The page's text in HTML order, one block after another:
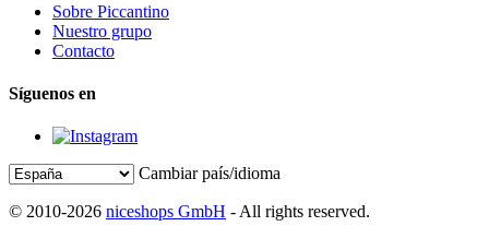
Sobre Piccantino
Nuestro grupo
Contacto
Síguenos en
Cambiar país/idioma
© 2010-2026 niceshops GmbH - All rights reserved.